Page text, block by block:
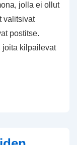
jolla ei ollut
valitsivat
postitse.
joita kilpailevat